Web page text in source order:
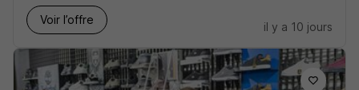
Voir l’offre
il y a 10 jours